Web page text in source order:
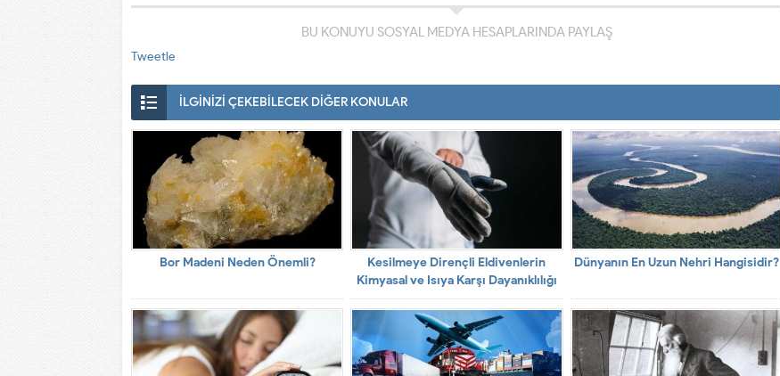
BU KONUYU SOSYAL MEDYA HESAPLARINDA PAYLAŞ
Tweetle
İLGİNİZİ ÇEKEBİLECEK DİĞER KONULAR
Bor Madeni Neden Önemli?
Kesilmeye Dirençli Eldivenlerin
Kimyasal ve Isıya Karşı Dayanıklılığı
Dünyanın En Uzun Nehri Hangisidir?